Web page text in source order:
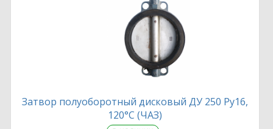
Затвор полуоборотный дисковый ДУ 250 Ру16,
120°С (ЧАЗ)